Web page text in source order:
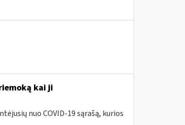
kai ji
nuo COVID-19 sąrašą, kurios